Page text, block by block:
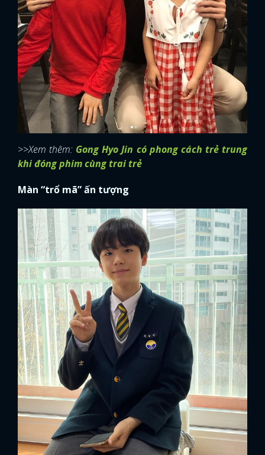
>>Xem thêm: Gong Hyo Jin có phong cách trẻ trung
khi đóng phim cùng trai trẻ
Màn “trổ mã” ấn tượng